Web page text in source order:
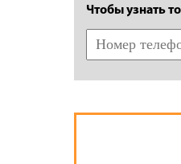
Чтобы узнать